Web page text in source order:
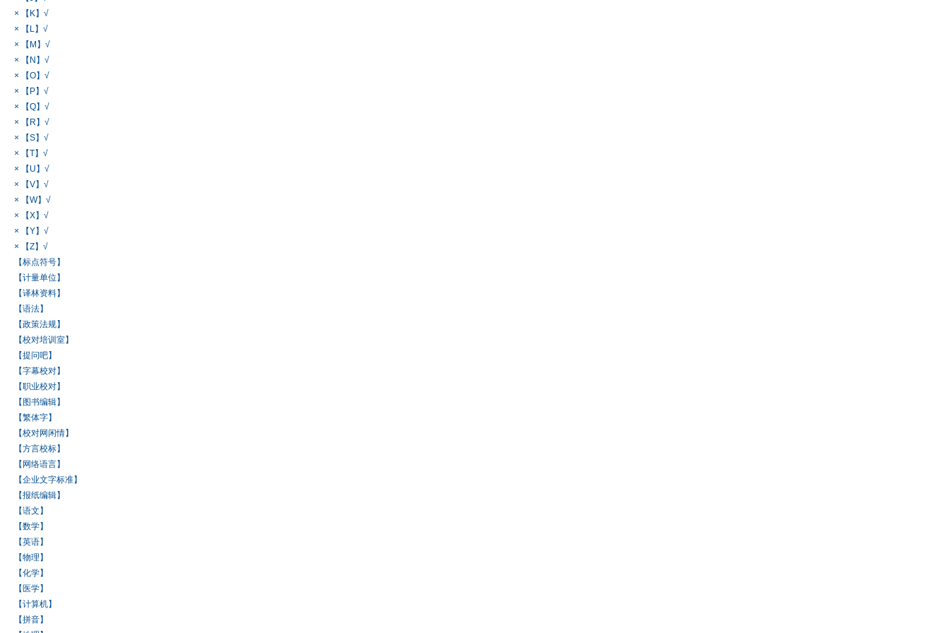
× 【K】√
× 【L】√
× 【M】√
× 【N】√
× 【O】√
× 【P】√
× 【Q】√
× 【R】√
× 【S】√
× 【T】√
× 【U】√
× 【V】√
× 【W】√
× 【X】√
× 【Y】√
× 【Z】√
【标点符号】
【计量单位】
【译林资料】
【语法】
【政策法规】
【校对培训室】
【提问吧】
【字幕校对】
【职业校对】
【图书编辑】
【繁体字】
【校对网闲情】
【方言校标】
【网络语言】
【企业文字标准】
【报纸编辑】
【语文】
【数学】
【英语】
【物理】
【化学】
【医学】
【计算机】
【拼音】